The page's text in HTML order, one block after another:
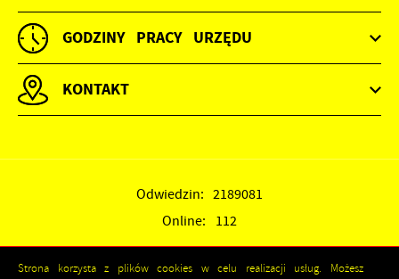
GODZINY PRACY URZĘDU
KONTAKT
Odwiedzin: 2189081
Online: 112
Strona korzysta z plików cookies w celu realizacji usług. Możesz